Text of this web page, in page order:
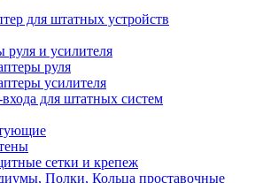
для штатных устройств
руля и усилителя
руля
усилителя
для штатных систем
сетки и крепеж
Полки, Кольца проставочные